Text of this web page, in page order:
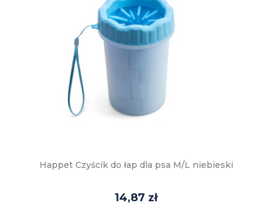
Happet Czyścik do łap dla psa M/L niebieski
14,87 zł